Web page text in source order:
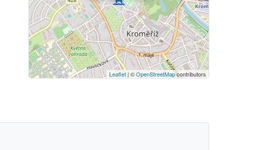
Leaflet| ©OpenStreetMapcontributors